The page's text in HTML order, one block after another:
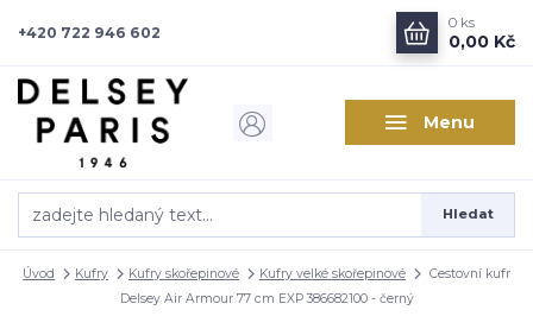
Menu
Hledat
+420 722 946 602
0 ks
0,00 Kč
Úvod Kufry Kufry skořepinové Kufry velké skořepinové
Cestovní kufr
Delsey Air Armour 77 cm EXP 386682100 - černý